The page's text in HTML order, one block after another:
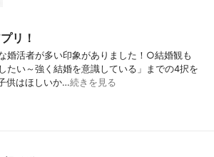
リ！
婚活者が多い印象がありました！○結婚観も
たい～強く結婚を意識している」までの4択を
供はほしいか…続きを見る